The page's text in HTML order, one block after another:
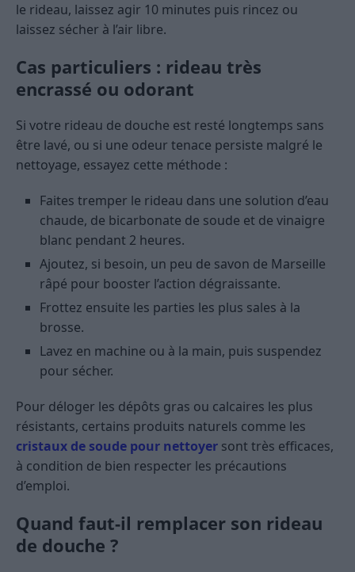
le rideau, laissez agir 10 minutes puis rincez ou
laissez sécher à l’air libre.
Cas particuliers : rideau très
encrassé ou odorant
Si votre rideau de douche est resté longtemps sans
être lavé, ou si une odeur tenace persiste malgré le
nettoyage, essayez cette méthode :
Faites tremper le rideau dans une solution d’eau
chaude, de bicarbonate de soude et de vinaigre
blanc pendant 2 heures.
Ajoutez, si besoin, un peu de savon de Marseille
râpé pour booster l’action dégraissante.
Frottez ensuite les parties les plus sales à la
brosse.
Lavez en machine ou à la main, puis suspendez
pour sécher.
Pour déloger les dépôts gras ou calcaires les plus
résistants, certains produits naturels comme les
cristaux de soude pour nettoyer sont très efficaces,
à condition de bien respecter les précautions
d’emploi.
Quand faut-il remplacer son rideau
de douche ?